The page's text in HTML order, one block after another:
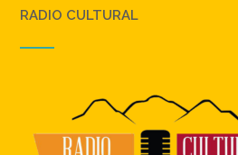
RADIO CULTURAL